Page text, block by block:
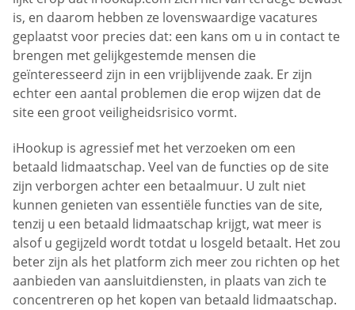
is, en daarom hebben ze lovenswaardige vacatures
geplaatst voor precies dat: een kans om u in contact te
brengen met gelijkgestemde mensen die
geïnteresseerd zijn in een vrijblijvende zaak. Er zijn
echter een aantal problemen die erop wijzen dat de
site een groot veiligheidsrisico vormt.
iHookup is agressief met het verzoeken om een
betaald lidmaatschap. Veel van de functies op de site
zijn verborgen achter een betaalmuur. U zult niet
kunnen genieten van essentiële functies van de site,
tenzij u een betaald lidmaatschap krijgt, wat meer is
alsof u gegijzeld wordt totdat u losgeld betaalt. Het zou
beter zijn als het platform zich meer zou richten op het
aanbieden van aansluitdiensten, in plaats van zich te
concentreren op het kopen van betaald lidmaatschap.